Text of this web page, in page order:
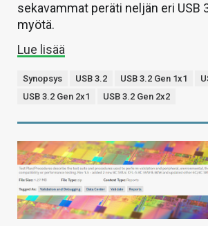
sekavammat peräti neljän eri USB
myötä.
Lue lisää
Synopsys USB 3.2 USB 3.2 Gen 1x1
USB 3.2 Gen 2x1
USB 3.2 Gen 2x2